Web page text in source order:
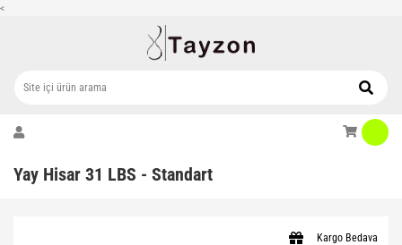
<
Yay Hisar 31 LBS - Standart
Kargo Bedava